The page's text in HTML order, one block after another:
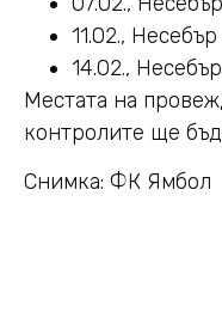
11.02.,
14.02.,
Местата на
контролите ще
Снимка: ФК Ямбол